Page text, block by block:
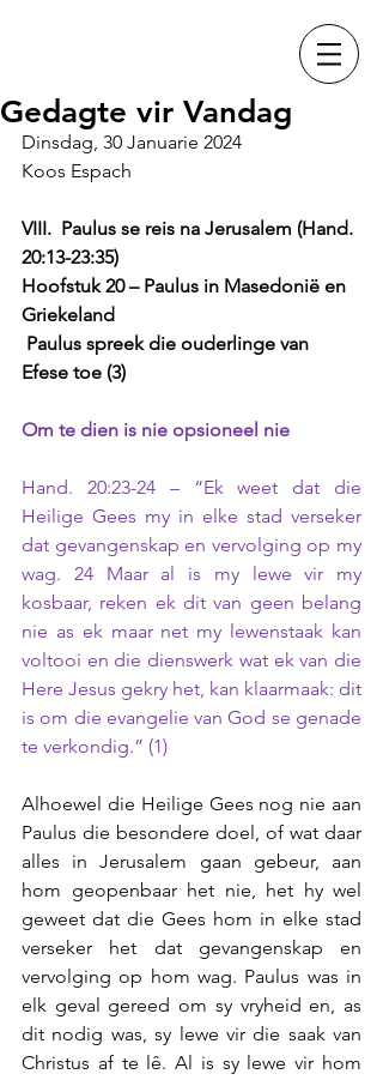
Gedagte vir Vandag
Dinsdag, 30 Januarie 2024
Koos Espach
VIII.  Paulus se reis na Jerusalem (Hand.
20:13-23:35)
Hoofstuk 20 – Paulus in Masedonië en
Griekeland
Paulus spreek die ouderlinge van
Efese toe (3)
Om te dien is nie opsioneel nie
Hand. 20:23-24 – “Ek weet dat die
Heilige Gees my in elke stad verseker
dat gevangenskap en vervolging op my
wag. 24 Maar al is my lewe vir my
kosbaar, reken ek dit van geen belang
nie as ek maar net my lewenstaak kan
voltooi en die dienswerk wat ek van die
Here Jesus gekry het, kan klaarmaak: dit
is om die evangelie van God se genade
te verkondig.” (1)
Alhoewel die Heilige Gees nog nie aan
Paulus die besondere doel, of wat daar
alles in Jerusalem gaan gebeur, aan
hom geopenbaar het nie, het hy wel
geweet dat die Gees hom in elke stad
verseker het dat gevangenskap en
vervolging op hom wag. Paulus was in
elk geval gereed om sy vryheid en, as
dit nodig was, sy lewe vir die saak van
Christus af te lê. Al is sy lewe vir hom